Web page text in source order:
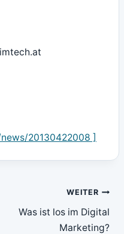
20130422008 ]
WEITER
Was ist los im Digital
Marketing?